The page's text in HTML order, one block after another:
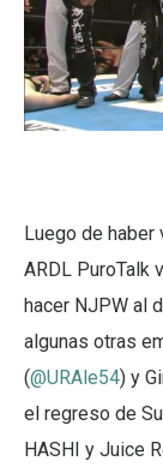
Luego de
ARDL PuroTalk
hacer NJPW al
algunas otras
(@URAle54) y
el regreso de
HASHI y Juice